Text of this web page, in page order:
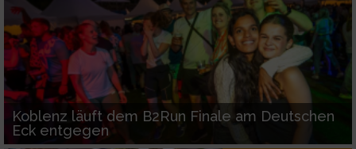
Koblenz läuft dem B2Run Finale am Deutschen
Eck entgegen